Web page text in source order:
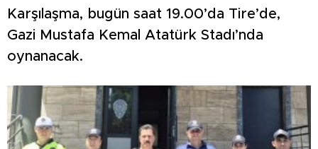
Karşılaşma, bugün saat 19.00’da Tire’de,
Gazi Mustafa Kemal Atatürk Stadı’nda
oynanacak.